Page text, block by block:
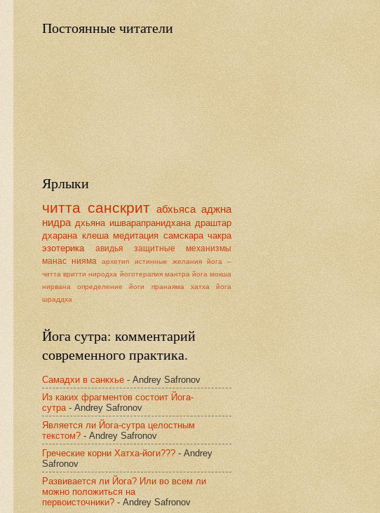
Постоянные читатели
Ярлыки
читта санскрит абхьяса аджна
нидра дхьяна ишварапранидхана драштар
дхарана клеша медитация самскара чакра
эзотерика
авидья
защитные механизмы
манас нияма архетип истинные желания
йога –
читта вритти ниродха йоготерапия мантра йога мокша
нирвана
определение йоги пранаяма
хатха йога
шраддха
Йога сутра: комментарий
современного практика.
Самадхи в санкхье - Andrey Safronov
Из каких фрагментов состоит Йога-
сутра - Andrey Safronov
Является ли Йога-сутра целостным
текстом? - Andrey Safronov
Греческие корни Хатха-йоги??? - Andrey
Safronov
Развивается ли Йога? Или во всем ли
можно положиться на
первоисточники? - Andrey Safronov